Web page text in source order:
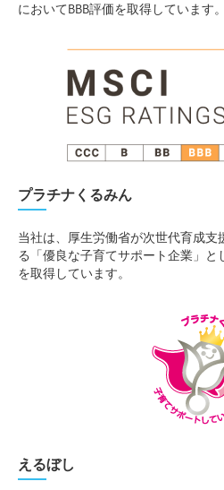
においてBBB評価を取得しています。
プラチナくるみん
当社は、厚生労働省が次世代育成
る「優良な子育てサポート企業」と
を取得しています。
えるぼし